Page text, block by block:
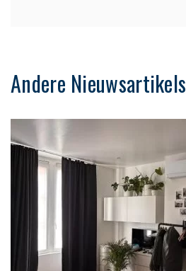
Andere Nieuwsartikels